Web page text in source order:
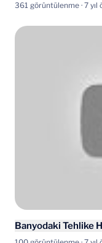
361 görüntülenme · 7 yıl
Banyodaki Tehlike